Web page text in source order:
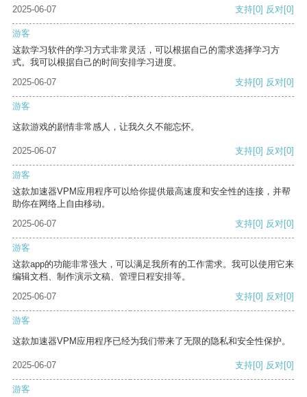
2025-06-07 支持[0] 反对[0]
游客
这款学习软件的学习方式非常灵活，可以根据自己的需求选择学习方
式。我可以根据自己的时间安排学习进度。
2025-06-07
支持[0] 反对[0]
游客
这款游戏的剧情非常感人，让我久久不能忘怀。
2025-06-07 支持[0] 反对[0]
游客
这款加速器VPM应用程序可以给你提供最高速度和安全性的连接，并帮
助你在网络上自由移动。
2025-06-07
支持[0] 反对[0]
游客
这款app的功能非常强大，可以满足我所有的工作需求。我可以使用它来
编辑文档、制作演示文稿、管理日程安排等。
2025-06-07
支持[0] 反对[0]
游客
这款加速器VPM应用程序已经为我们带来了无限的隐私和安全性保护。
2025-06-07 支持[0] 反对[0]
游客